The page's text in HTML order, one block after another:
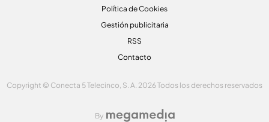
Política de Cookies
Gestión publicitaria
RSS
Contacto
Copyright © Conecta 5 Telecinco, S. A. 2026 Todos los derechos reservados
By